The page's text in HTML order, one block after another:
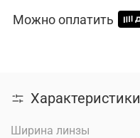
Можно оплатить
Характеристики
Ширина линзы